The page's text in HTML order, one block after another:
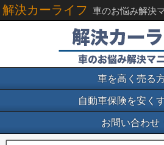
解決カーライフ 車のお悩み解決
車を高く売る
自動車保険を安く
お問い合わせ